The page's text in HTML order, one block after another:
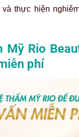
thực hiện
Mỹ Rio
phí